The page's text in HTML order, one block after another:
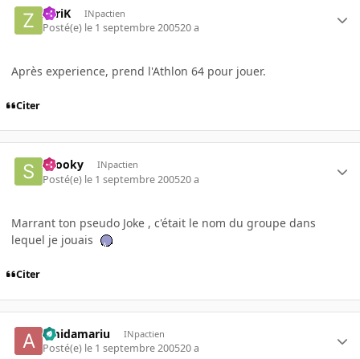
ZyriK INpactien
Posté(e) le 1 septembre 200520 a
Après experience, prend l'Athlon 64 pour jouer.
Citer
snooky INpactien
Posté(e) le 1 septembre 200520 a
Marrant ton pseudo Joke , c'était le nom du groupe dans
lequel je jouais
Citer
amidamariu INpactien
Posté(e) le 1 septembre 200520 a